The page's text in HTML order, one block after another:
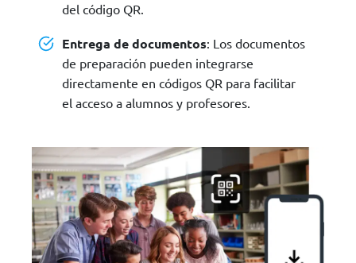
del código QR.
Entrega de documentos: Los documentos
de preparación pueden integrarse
directamente en códigos QR para facilitar
el acceso a alumnos y profesores.